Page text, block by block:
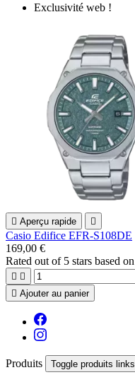
Exclusivité web !
 Aperçu rapide 
Casio Edifice EFR-S108DE
169,00 €
Rated out of 5 stars based on
 
 Ajouter au panier
Produits Toggle produits links